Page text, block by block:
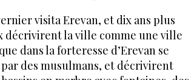
visita Erevan, et dix ans plus
décrivirent la ville comme une ville
dans la forteresse d’Erevan se
des musulmans, et décrivirent